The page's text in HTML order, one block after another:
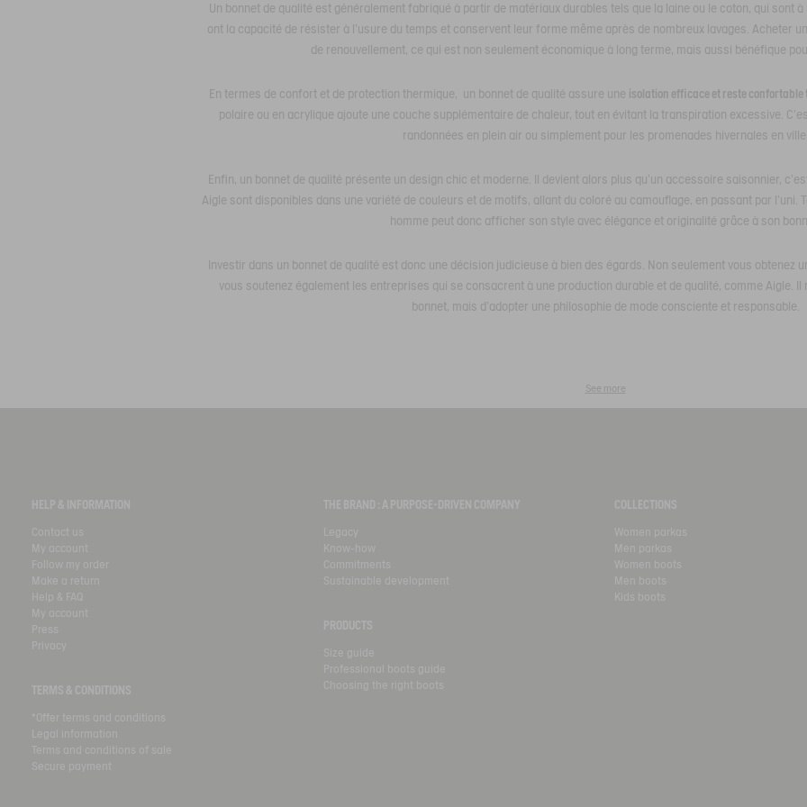
Un bonnet de qualité est généralement fabriqué à partir de matériaux durables tels que la laine ou le coton, qui sont
ont la capacité de résister à l'usure du temps et conservent leur forme même après de nombreux lavages. Acheter
de renouvellement, ce qui est non seulement économique à long terme, mais aussi bénéfique
En termes de confort et de protection thermique, un bonnet de qualité assure une isolation efficace et reste confortable
polaire ou en acrylique ajoute une couche supplémentaire de chaleur, tout en évitant la transpiration excessive.
randonnées en plein air ou simplement pour les promenades hivernales en ville.
Enfin, un bonnet de qualité présente un design chic et moderne. Il devient alors plus qu'un accessoire saisonnier,
Aigle sont disponibles dans une variété de couleurs et de motifs, allant du coloré au camouflage, en passant par l'uni.
homme peut donc afficher son style avec élégance et originalité grâce à son
Investir dans un bonnet de qualité est donc une décision judicieuse à bien des égards. Non seulement vous obtenez
vous soutenez également les entreprises qui se consacrent à une production durable et de qualité, comme Aigle.
bonnet, mais d'adopter une philosophie de mode consciente et responsable.
See more